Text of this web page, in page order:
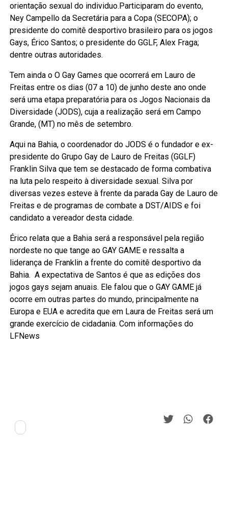
orientação sexual do individuo.Participaram do evento,
Ney Campello da Secretária para a Copa (SECOPA); o
presidente do comitê desportivo brasileiro para os jogos
Gays, Érico Santos; o presidente do GGLF, Alex Fraga;
dentre outras autoridades.
Tem ainda o O Gay Games que ocorrerá em Lauro de
Freitas entre os dias (07 a 10) de junho deste ano onde
será uma etapa preparatória para os Jogos Nacionais da
Diversidade (JODS), cuja a realização será em Campo
Grande, (MT) no mês de setembro.
Aqui na Bahia, o coordenador do JODS é o fundador e ex-
presidente do Grupo Gay de Lauro de Freitas (GGLF)
Franklin Silva que tem se destacado de forma combativa
na luta pelo respeito à diversidade sexual. Silva por
diversas vezes esteve à frente da parada Gay de Lauro de
Freitas e de programas de combate a DST/AIDS e foi
candidato a vereador desta cidade.
Érico relata que a Bahia será a responsável pela região
nordeste no que tange ao GAY GAME e ressalta a
liderança de Franklin a frente do comitê desportivo da
Bahia. A expectativa de Santos é que as edições dos
jogos gays sejam anuais. Ele falou que o GAY GAME já
ocorre em outras partes do mundo, principalmente na
Europa e EUA e acredita que em Laura de Freitas será um
grande exercício de cidadania. Com informações do
LFNews